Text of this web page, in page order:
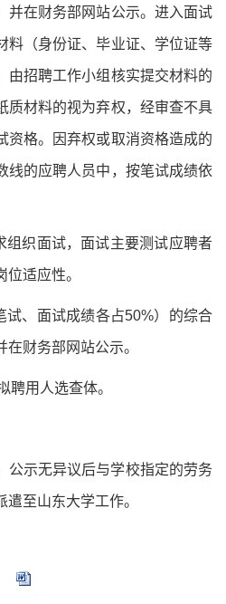
并在财务部网站公示。进入面试
料（身份证、毕业证、学位证等
由招聘工作小组核实提交材料的
质材料的视为弃权，经审查不具
资格。因弃权或取消资格造成的
线的应聘人员中，按笔试成绩依
组织面试，面试主要测试应聘者
适应性。
试、面试成绩各占50%）的综合
财务部网站公示。
聘用人选查体。
公示无异议后与学校指定的劳务
至山东大学工作。